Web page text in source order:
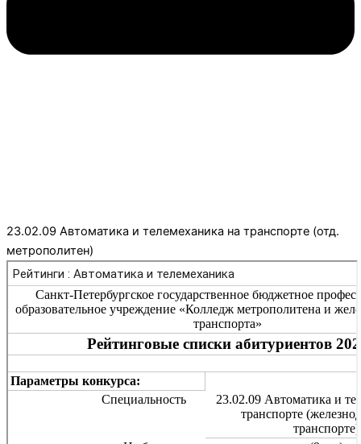
23.02.09 Автоматика и телемеханика на транспорте (отд.
метрополитен)